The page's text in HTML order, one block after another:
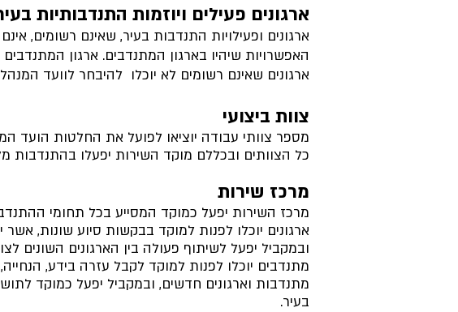
ארגונים פעילים ויוזמות התנדבותיות
ארגונים ופעילויות התנדבות בעיר, שאינם רשומים,
האפשרויות שיהיו בארגון המתנדבים. ארגון המתנדבים
ארגונים שאינם רשומים לא יוכלו להיבחר לוועד
צוות ביצועי
מספר צוותי עבודה יוציאו לפועל את החלטות הועד
כל הצוותים ובכללם מוקד השירות יפעלו בהתנדבות
מרכז שירות
מרכז השירות יפעל כמוקד המסייע בכל תחומי
ארגונים יוכלו לפנות למוקד בבקשות סיוע שונות,
ובמקביל יפעל לשיתוף פעולה בין הארגונים השונים
מתנדבים יוכלו לפנות למוקד לקבל עזרה בידע,
מתנדבות וארגונים חדשים, ובמקביל יפעל כמוקד
בעיר.